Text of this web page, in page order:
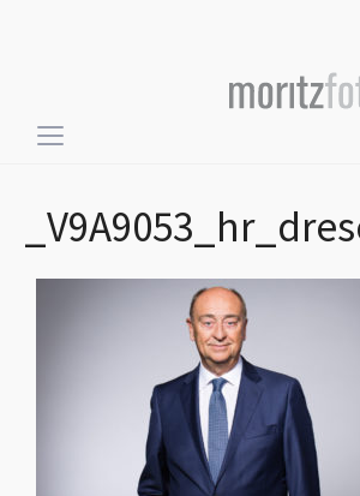
Toggle
navigation